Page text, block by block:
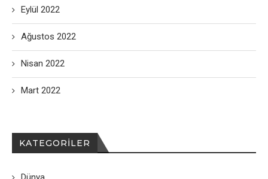
Eylül 2022
Ağustos 2022
Nisan 2022
Mart 2022
KATEGORILER